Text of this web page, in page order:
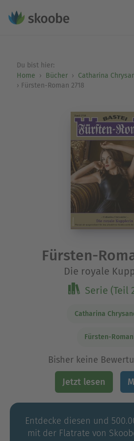
Du bist hier:
Home
Bücher
Catharina
Fürsten-Roman 2718
Fürsten-
Die royale
Serie (Teil
Catharina
Fürsten-Roman
Bisher keine
Jetzt lesen
Entdecke diesen und
mit der Flatrate von